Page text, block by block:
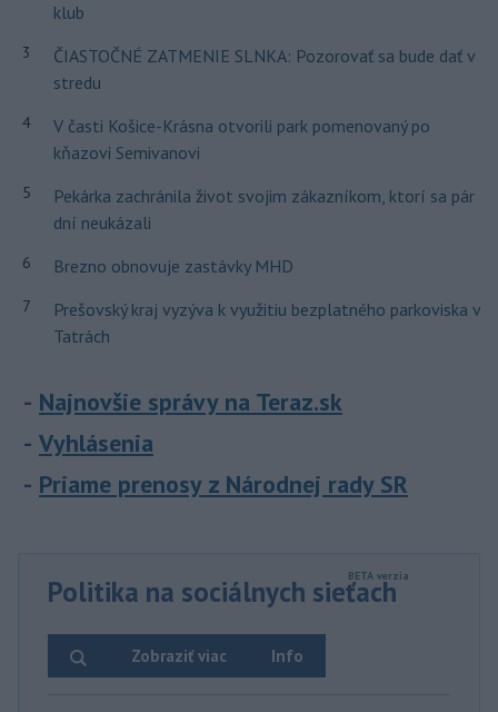
klub
3
ČIASTOČNÉ ZATMENIE SLNKA: Pozorovať sa bude dať v
stredu
4
V časti Košice-Krásna otvorili park pomenovaný po
kňazovi Semivanovi
5
Pekárka zachránila život svojim zákazníkom, ktorí sa pár
dní neukázali
6 Brezno obnovuje zastávky MHD
7
Prešovský kraj vyzýva k využitiu bezplatného parkoviska v
Tatrách
Najnovšie správy na Teraz.sk
Vyhlásenia
Priame prenosy z Národnej rady SR
Politika na sociálnych sieťach
Info
Zobraziť viac